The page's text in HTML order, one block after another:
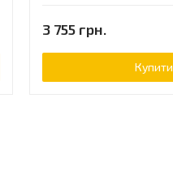
3 755 грн.
Купити